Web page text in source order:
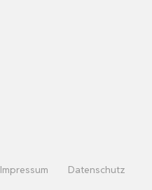
Impressum Datenschutz